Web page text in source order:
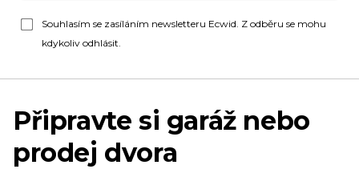
Souhlasím se zasíláním newsletteru Ecwid. Z odběru se mohu
kdykoliv odhlásit.
Připravte si garáž nebo
prodej dvora